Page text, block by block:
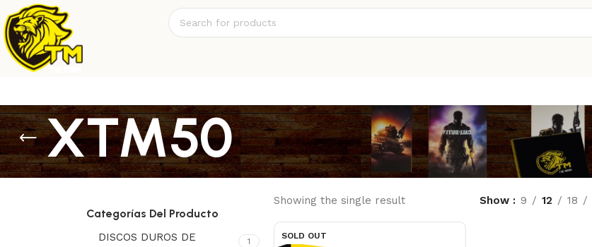
XTM50
Categorías Del Producto
DISCOS DUROS DE
1
Showing the single result Show 9 12 18
SOLD OUT